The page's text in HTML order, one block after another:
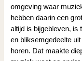
omgeving waar
hebben daarin een
altijd is bijgebleven, is
en bliksemgedeelte
horen. Dat maakte